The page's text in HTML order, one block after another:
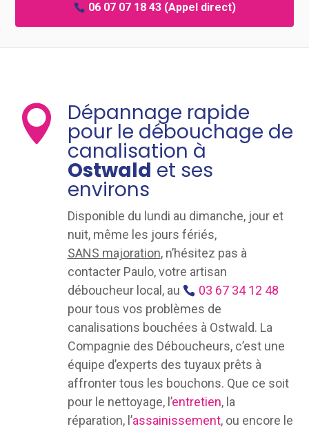
06 07 07 18 43(Appel direct)
 Dépannage rapide
pour le débouchage de
canalisation à
Ostwald et ses
environs
Disponible du lundi au dimanche, jour et
nuit, même les jours fériés,
SANS majoration, n’hésitez pas à
contacter Paulo, votre artisan
déboucheur local, au
03 67 34 12 48
pour tous vos problèmes de
canalisations bouchées à Ostwald. La
Compagnie des Déboucheurs, c’est une
équipe d’experts des tuyaux prêts à
affronter tous les bouchons. Que ce soit
pour le nettoyage, l’entretien, la
réparation, l’assainissement, ou encore le